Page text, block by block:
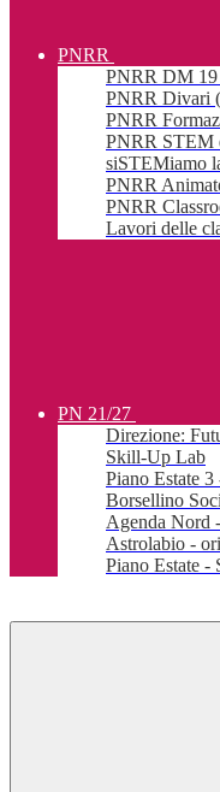
PNRR
PNRR DM
PNRR Divari
PNRR
PNRR STEM
siSTEMiamo
PNRR
PNRR
Lavori delle
PN 21/27
Direzione:
Skill-Up Lab
Piano Estate
Borsellino
Agenda Nord
Astrolabio -
Piano Estate -